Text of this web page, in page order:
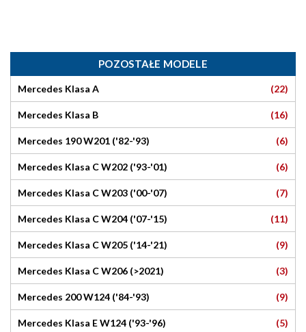
POZOSTAŁE MODELE
Mercedes Klasa A (22)
Mercedes Klasa B (16)
Mercedes 190 W201 ('82-'93) (6)
Mercedes Klasa C W202 ('93-'01) (6)
Mercedes Klasa C W203 ('00-'07) (7)
Mercedes Klasa C W204 ('07-'15) (11)
Mercedes Klasa C W205 ('14-'21) (9)
Mercedes Klasa C W206 (>2021) (3)
Mercedes 200 W124 ('84-'93) (9)
Mercedes Klasa E W124 ('93-'96) (5)